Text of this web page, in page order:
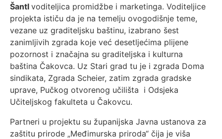
Šantl voditeljica promidžbe i marketinga. Voditeljice
projekta ističu da je na temelju ovogodišnje teme,
vezane uz graditeljsku baštinu, izabrano šest
zanimljivih zgrada koje već desetljećima plijene
pozornost i značajna su graditeljska i kulturna
baština Čakovca. Uz Stari grad tu je i zgrada Doma
sindikata, Zgrada Scheier, zatim zgrada gradske
uprave, Pučkog otvorenog učilišta i Odsjeka
Učiteljskog fakulteta u Čakovcu.
Partneri u projektu su županijska Javna ustanova za
zaštitu prirode „Međimurska priroda“ čija je viša